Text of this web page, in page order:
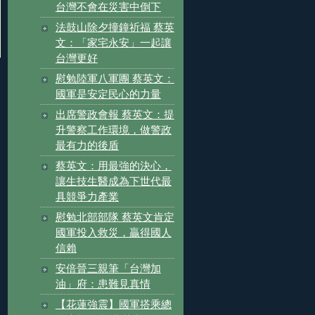
台灣不會在災害中倒下
法鼓山除夕撞鐘祈福 蔡英
文：「家宅永安」一起讓
台灣更好
慰勉陸軍八軍團 蔡英文：
國軍是安定民心的力量
出席警政會報 蔡英文：提
升警察工作環境，做警政
最有力的後盾
蔡英文：用最強的決心，
讓生技生醫成為下世代最
具競爭力產業
慰勉北部部隊 蔡英文肯定
國軍投入救災，贏得國人
信賴
安倍晉三親筆「台灣加
油」府：患難見真情
【花蓮強震】國軍搭乘總